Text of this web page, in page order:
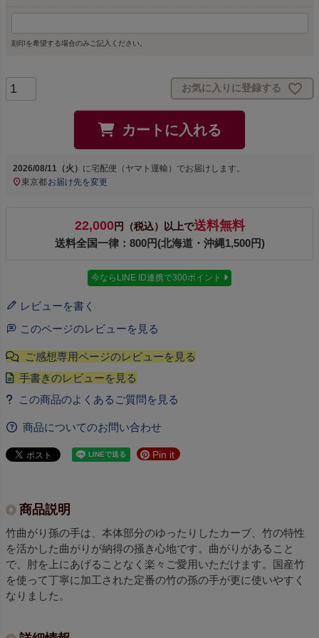
刻印を希望する場合のみご記入ください。
お気に入りに登録する
カートに入れる
2026/08/11（火） に宅配便（ヤマト運輸） でお届けします。
東京都お届け先を変更
22,000円（税込）以上で送料無料
送料全国一律：800円(北海道・沖縄1,500円)
今ならLINE ID連携で300ポイント
レビューを書く
このページのレビューを見る
商品についてのお問い合わせ
Pin it
商品説明
竹曲がり孫の手は、本体部分のゆったりしたカーブ、竹の特性
を活かした曲がりが納得の掻き心地です。曲がりがあること
で、肘を上にあげることなく楽々ご愛用いただけます。国産竹
を使って丁寧に加工された定番の竹の孫の手が更に使いやすく
なりました。